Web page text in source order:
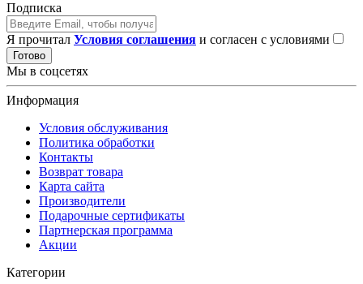
Подписка
Я прочитал Условия соглашения и согласен с условиями
Готово
Мы в соцсетях
Информация
Условия обслуживания
Политика обработки
Контакты
Возврат товара
Карта сайта
Производители
Подарочные сертификаты
Партнерская программа
Акции
Категории